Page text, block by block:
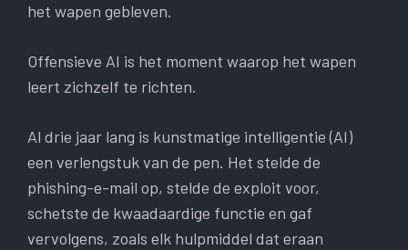
het wapen gebleven.
Offensieve AI is het moment waarop het wapen
leert zichzelf te richten.
Al drie jaar lang is kunstmatige intelligentie (AI)
een verlengstuk van de pen. Het stelde de
phishing-e-mail op, stelde de exploit voor,
schetste de kwaadaardige functie en gaf
vervolgens, zoals elk hulpmiddel dat eraan